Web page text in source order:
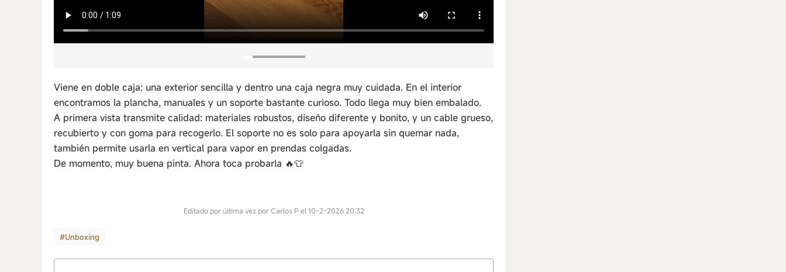
Viene en doble caja: una exterior sencilla y dentro una caja negra muy cuidada. En el interior
encontramos la plancha, manuales y un soporte bastante curioso. Todo llega muy bien embalado.
A primera vista transmite calidad: materiales robustos, diseño diferente y bonito, y un cable grueso,
recubierto y con goma para recogerlo. El soporte no es solo para apoyarla sin quemar nada,
también permite usarla en vertical para vapor en prendas colgadas.
De momento, muy buena pinta. Ahora toca probarla 🔥👕
Editado por última vez por Carlos P el 10-2-2026 20:32
#Unboxing